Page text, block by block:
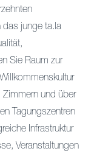
junge ta.la
Sie Raum zur
und über
Tagungszentren
Infrastruktur
Veranstaltungen